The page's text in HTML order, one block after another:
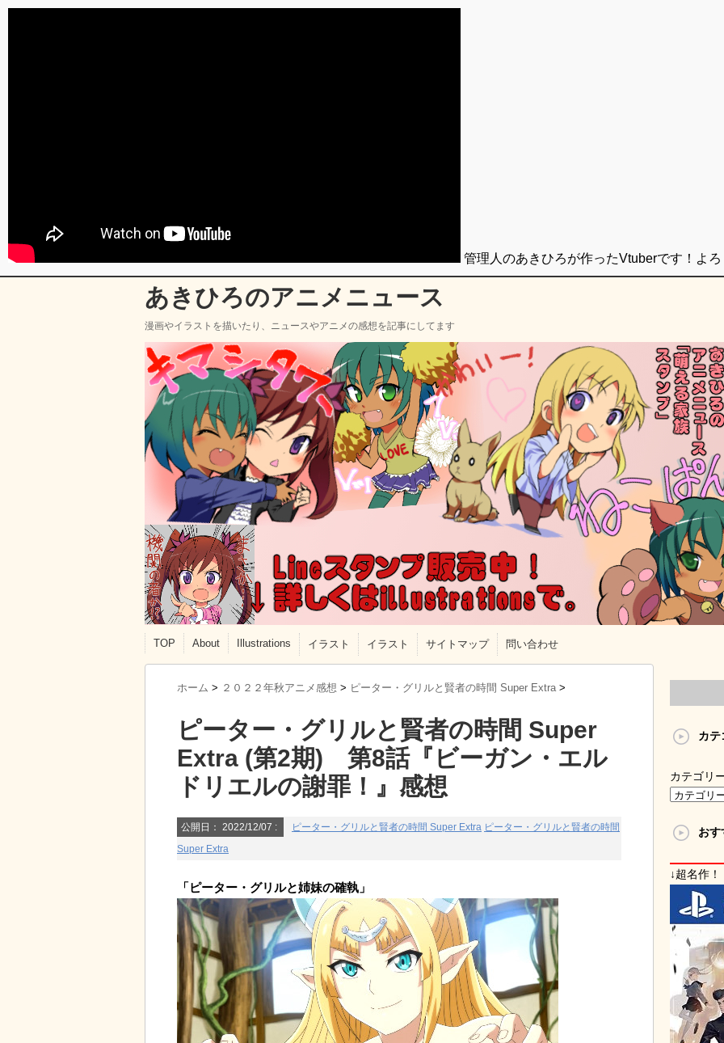
あきひろのアニメニュース
漫画やイラストを描いたり、ニュースやアニメの感想を記事にしてます
TOP About Illustrations イラスト イラスト サイトマップ 問い合わせ
ホーム > ２０２２年秋アニメ感想 > ピーター・グリルと賢者の時間 Super Extra >
ピーター・グリルと賢者の時間 Super
Extra (第2期) 第8話『ビーガン・エル
ドリエルの謝罪！』感想
公開日： 2022/12/07 : ピーター・グリルと賢者の時間 Super Extra ピーター・グリルと賢者の時間
Super Extra
「ピーター・グリルと姉妹の確執」
カテ
カテゴリ
お
↓超名作！
管理人のあきひろが作ったVtuberです！よ